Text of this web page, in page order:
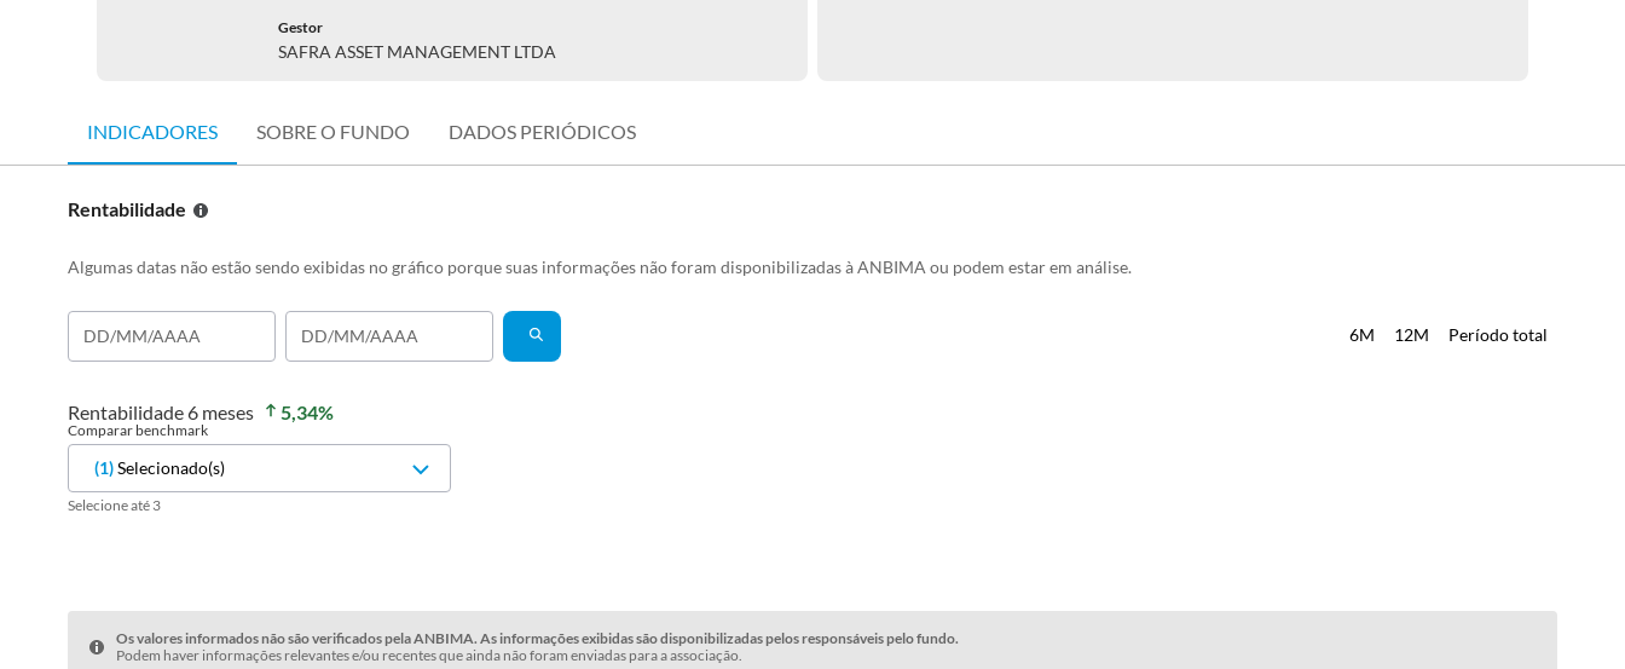
Gestor
SAFRA ASSET MANAGEMENT LTDA
INDICADORES SOBRE O FUNDO DADOS PERIÓDICOS
Rentabilidade
Algumas datas não estão sendo exibidas no gráfico porque suas informações não foram disponibilizadas à ANBIMA ou podem estar em análise.
6M 12M Período total
Rentabilidade 6 meses 5,34%
Comparar benchmark
(1)Selecionado(s)
Selecione até 3
Os valores informados não são verificados pela ANBIMA. As informações exibidas são disponibilizadas pelos responsáveis pelo fundo.
Podem haver informações relevantes e/ou recentes que ainda não foram enviadas para a associação.